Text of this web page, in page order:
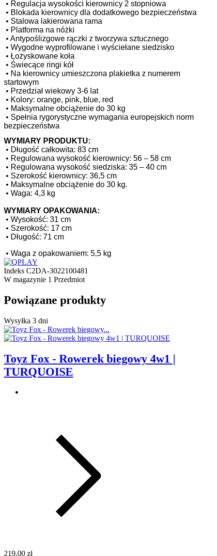
• Regulacja wysokości kierownicy 2 stopniowa
• Blokada kierownicy dla dodatkowego bezpieczeństwa
• Stalowa lakierowana rama
• Platforma na nóżki
• Antypoślizgowe rączki z tworzywa sztucznego
• Wygodne wyprofilowane i wyściełane siedzisko
• Łożyskowane koła
• Świecące ringi kół
• Na kierownicy umieszczona plakietka z numerem
startowym
• Przedział wiekowy 3-6 lat
• Kolory: orange, pink, blue, red
• Maksymalne obciążenie do 30 kg
• Spełnia rygorystyczne wymagania europejskich norm
bezpieczeństwa
WYMIARY PRODUKTU:
• Długość całkowita: 83 cm
• Regulowana wysokość kierownicy: 56 – 58 cm
• Regulowana wysokość siedziska: 35 – 40 cm
• Szerokość kierownicy: 36,5 cm
• Maksymalne obciążenie do 30 kg.
• Waga: 4,3 kg
WYMIARY OPAKOWANIA:
• Wysokość: 31 cm
• Szerokość: 17 cm
• Długość: 71 cm
• Waga z opakowaniem: 5,5 kg
Indeks C2DA-3022100481
W magazynie 1 Przedmiot
Powiązane produkty
Wysyłka 3 dni
Toyz Fox - Rowerek biegowy 4w1 |
TURQUOISE
219,00 zł